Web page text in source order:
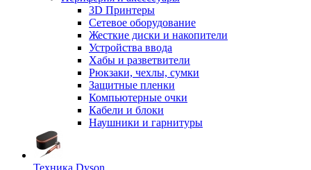
3D Принтеры
Сетевое оборудование
Жесткие диски и накопители
Устройства ввода
Хабы и разветвители
Рюкзаки, чехлы, сумки
Защитные пленки
Компьютерные очки
Кабели и блоки
Наушники и гарнитуры
Техника Dyson